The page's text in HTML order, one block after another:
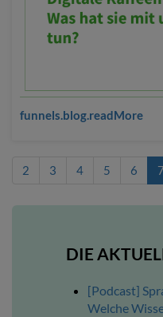
funnels.blog.readMore
2 3 4 5 6 7
DIE
[Podcast]
Welche